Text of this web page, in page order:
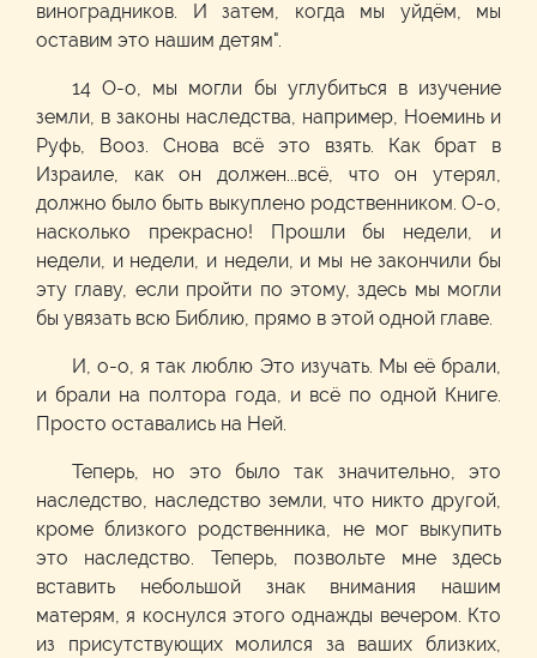
виноградников. И затем, когда мы уйдём, мы
оставим это нашим детям".
14 О-о, мы могли бы углубиться в изучение
земли, в законы наследства, например, Ноеминь и
Руфь, Вооз. Снова всё это взять. Как брат в
Израиле, как он должен...всё, что он утерял,
должно было быть выкуплено родственником. О-о,
насколько прекрасно! Прошли бы недели, и
недели, и недели, и недели, и мы не закончили бы
эту главу, если пройти по этому, здесь мы могли
бы увязать всю Библию, прямо в этой одной главе.
И, о-о, я так люблю Это изучать. Мы её брали,
и брали на полтора года, и всё по одной Книге.
Просто оставались на Ней.
Теперь, но это было так значительно, это
наследство, наследство земли, что никто другой,
кроме близкого родственника, не мог выкупить
это наследство. Теперь, позвольте мне здесь
вставить небольшой знак внимания нашим
матерям, я коснулся этого однажды вечером. Кто
из присутствующих молился за ваших близких,